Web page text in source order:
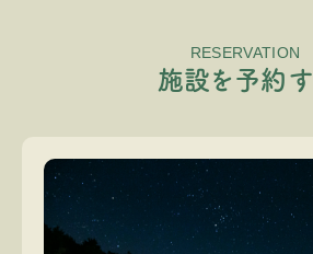
RESERVATION
施設を 予約 す